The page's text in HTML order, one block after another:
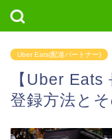
Uber Eats(配達パートナー)
【Uber
登録方法と